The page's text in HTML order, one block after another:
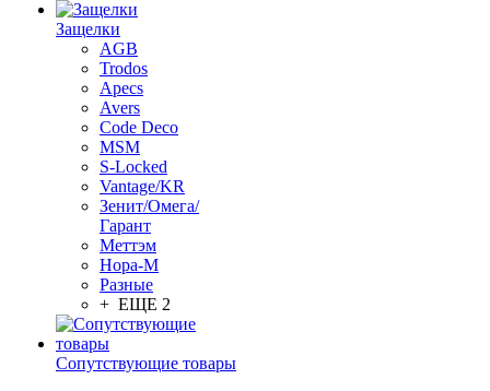
Защелки
AGB
Trodos
Apecs
Avers
Code Deco
MSM
S-Locked
Vantage/KR
Зенит/Омега/
Гарант
Меттэм
Нора-М
Разные
+ ЕЩЕ 2
Сопутствующие товары